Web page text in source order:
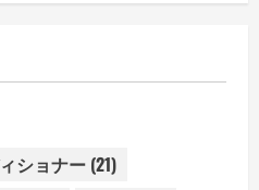
ショナー (21)